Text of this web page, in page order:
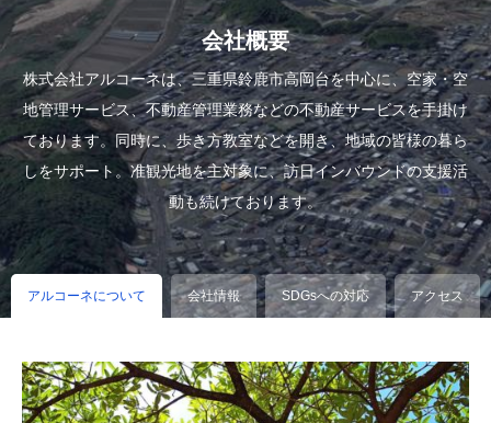
会社概要
株式会社アルコーネは、三重県鈴鹿市高岡台を中心に、空家・空
地管理サービス、不動産管理業務などの不動産サービスを手掛け
ております。同時に、歩き方教室などを開き、地域の皆様の暮ら
しをサポート。准観光地を主対象に、訪日インバウンドの支援活
動も続けております。
アルコーネについて 会社情報 SDGsへの対応 アクセス